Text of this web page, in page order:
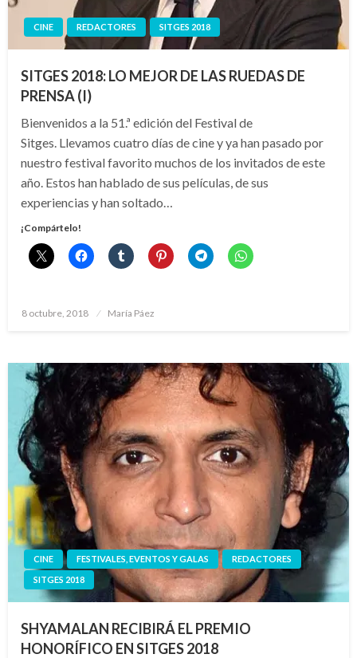
CINE REDACTORES SITGES 2018
SITGES 2018: LO MEJOR DE LAS RUEDAS DE
PRENSA (I)
Bienvenidos a la 51.ª edición del Festival de
Sitges. Llevamos cuatro días de cine y ya han pasado por
nuestro festival favorito muchos de los invitados de este
año. Estos han hablado de sus películas, de sus
experiencias y han soltado…
¡Compártelo!
Publicado
8 octubre, 2018 María Páez
CINE FESTIVALES, EVENTOS Y GALAS
REDACTORES
SITGES 2018
SHYAMALAN RECIBIRÁ EL PREMIO
HONORÍFICO EN SITGES 2018